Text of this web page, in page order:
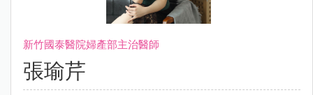
新竹國泰醫院婦產部主治醫師
張瑜芹